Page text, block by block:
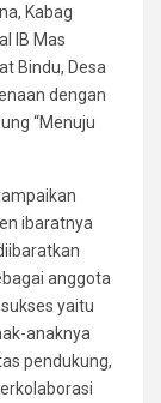
Kabag
IB Mas
Bindu, Desa
dengan
“Menuju
ibaratnya
anggota
yaitu
anaknya
pendukung,